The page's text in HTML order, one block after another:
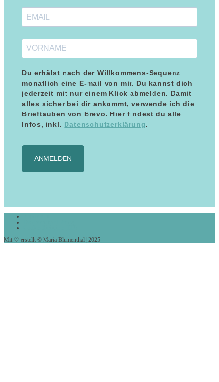
Du erhälst nach der Willkommens-Sequenz
monatlich eine E-mail von mir. Du kannst dich
jederzeit mit nur einem Klick abmelden. Damit
alles sicher bei dir ankommt, verwende ich die
Brieftauben von Brevo. Hier findest du alle
Infos, inkl. Datenschutzerklärung.
ANMELDEN
Mit ♡ erstellt © Maria Blumenthal | 2025